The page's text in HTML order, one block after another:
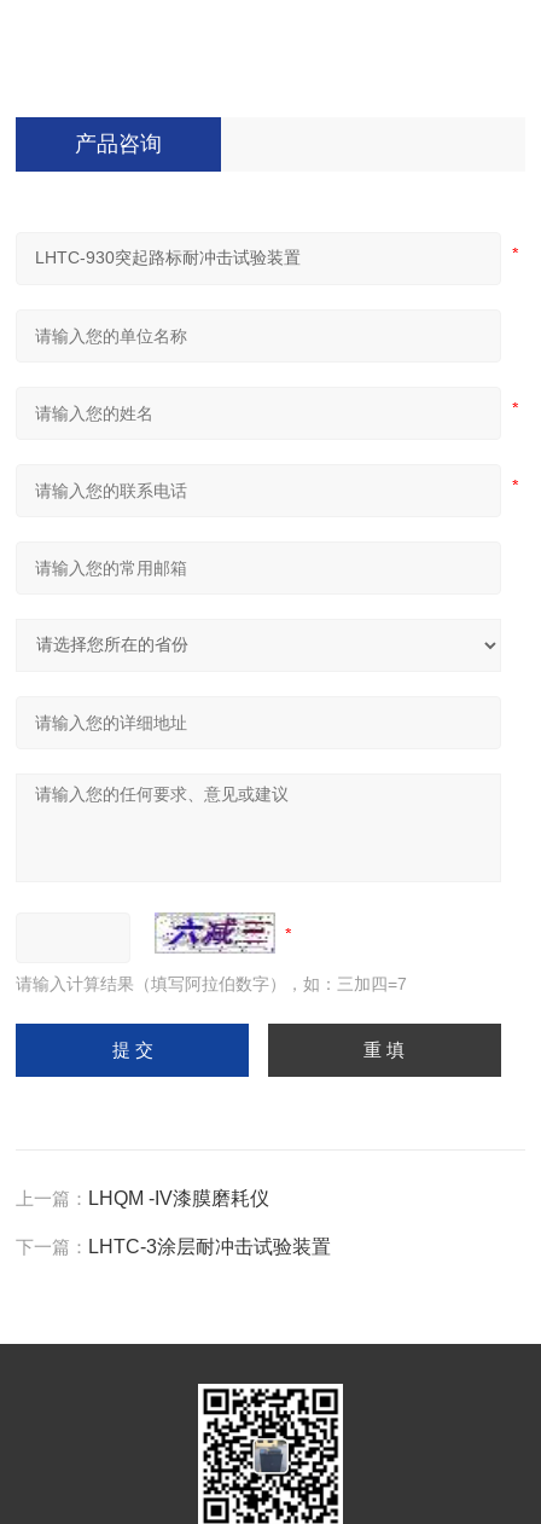
产品咨询
请输入计算结果（填写阿拉伯数字），如：三加四=7
上一篇： LHQM -IV漆膜磨耗仪
下一篇： LHTC-3涂层耐冲击试验装置